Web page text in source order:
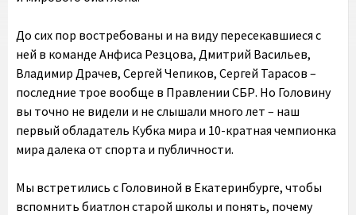
До сих пор востребованы и на виду пересекавшиеся с
ней в команде Анфиса Резцова, Дмитрий Васильев,
Владимир Драчев, Сергей Чепиков, Сергей Тарасов –
последние трое вообще в Правлении СБР. Но Головину
вы точно не видели и не слышали много лет – наш
первый обладатель Кубка мира и 10-кратная чемпионка
мира далека от спорта и публичности.
Мы встретились с Головиной в Екатеринбурге, чтобы
вспомнить биатлон старой школы и понять, почему